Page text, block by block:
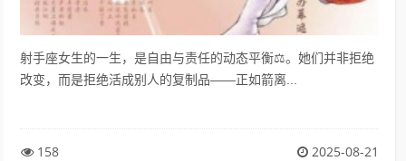
射手座女生的一生，是自由与责任的动态平衡⚖️。她们并非拒绝
改变，而是拒绝活成别人的复制品——正如箭离...
158 2025-08-21